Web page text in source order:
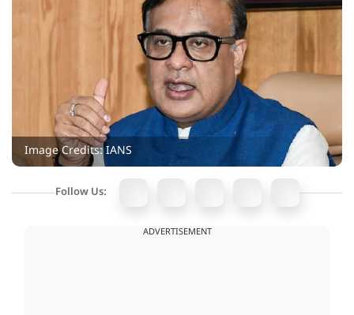
Image Credits: IANS
Follow Us:
ADVERTISEMENT